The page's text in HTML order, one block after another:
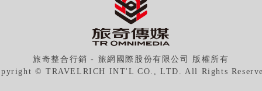
旅奇整合行銷 - 旅網國際股份有限公司 版權所有
© TRAVELRICH INT'L CO., LTD. All Rights